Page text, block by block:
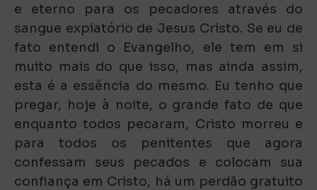
e eterno para os pecadores através do
sangue expiatório de Jesus Cristo. Se eu de
fato entendi o Evangelho, ele tem em si
muito mais do que isso, mas ainda assim,
esta é a essência do mesmo. Eu tenho que
pregar, hoje à noite, o grande fato de que
enquanto todos pecaram, Cristo morreu e
para todos os penitentes que agora
confessam seus pecados e colocam sua
confiança em Cristo, há um perdão gratuito